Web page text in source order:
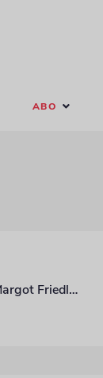
ABO
Ein Gymnasium in Berlin-Spandau wird künftig den Namen der Holocaust-Überlebenden Margot Friedländer tragen